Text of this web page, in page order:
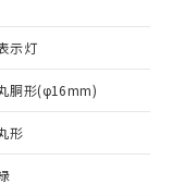
示灯
胴形(φ16mm)
形